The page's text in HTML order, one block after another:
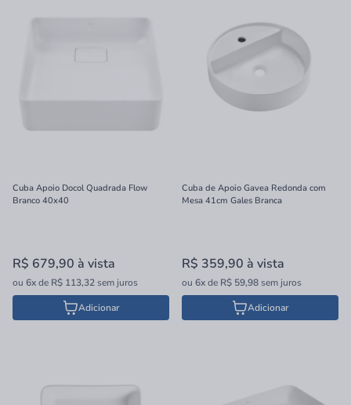
Cuba Apoio Docol Quadrada Flow
Branco 40x40
R$ 679,90 à vista
ou 6xde R$ 113,32sem juros
Adicionar
Cuba de Apoio Gavea Redonda com
Mesa 41cm Gales Branca
R$ 359,90 à vista
ou 6xde R$ 59,98sem juros
Adicionar